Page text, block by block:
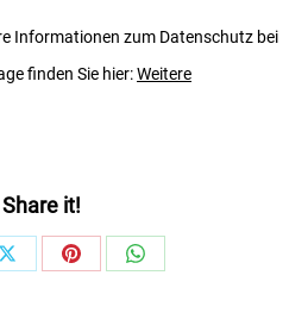
Informationen zum Datenschutz bei
finden Sie hier:Weitere
Share it!
Share
Share
Share